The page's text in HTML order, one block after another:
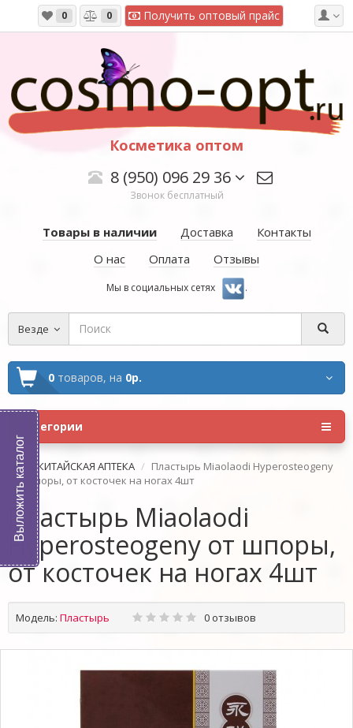
0 0 Получить оптовый прайс
Косметика оптом
8 (950) 096 29 36
Звонок бесплатный
Товары в наличии Доставка
Контакты
О нас
Оплата Отзывы
Мы в социальных сетях .
Везде
0 товаров, на 0р.
Категории
КИТАЙСКАЯ АПТЕКА
Пластырь Miaolaodi Hyperosteogeny
от шпоры, от косточек на ногах 4шт
Пластырь Miaolaodi
Hyperosteogeny от шпоры,
от косточек на ногах 4шт
Модель: Пластырь 0 отзывов
Выложить каталог